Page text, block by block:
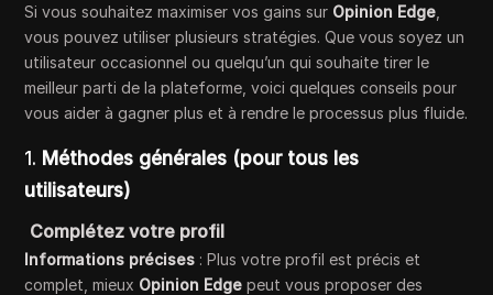
Si vous souhaitez maximiser vos gains sur Opinion Edge
vous pouvez utiliser plusieurs stratégies. Que vous soyez un
utilisateur occasionnel ou quelqu’un qui souhaite tirer le
meilleur parti de la plateforme, voici quelques conseils pour
vous aider à gagner plus et à rendre le processus plus fluide.
1. Méthodes générales (pour tous les
utilisateurs)
Complétez votre profil
Informations précises : Plus votre profil est précis et
complet, mieux Opinion Edge peut vous proposer des